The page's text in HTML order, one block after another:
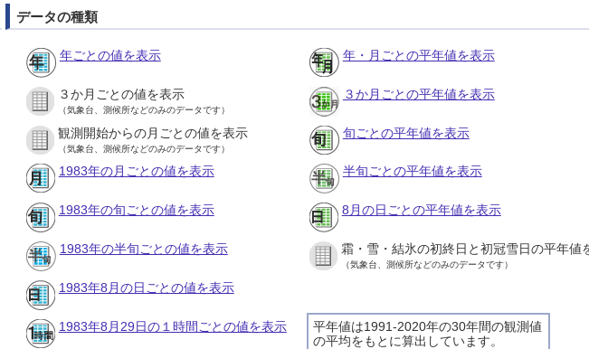
データの種類
年ごとの値を表示 年・月ごとの平年値を表示
３か月ごとの値を表示
（気象台、測候所などのみのデータです）
３か月ごとの平年値を表示
観測開始からの月ごとの値を表示
（気象台、測候所などのみのデータです）
旬ごとの平年値を表示
1983年の月ごとの値を表示 半旬ごとの平年値を表示
1983年の旬ごとの値を表示 8月の日ごとの平年値を表示
1983年の半旬ごとの値を表示 霜・雪・結氷の初終日と初冠雪日の平年値
（気象台、測候所などのみのデータです）
1983年8月の日ごとの値を表示
平年値は1991-2020年の30年間の観測値
の平均をもとに算出しています。
1983年8月29日の１時間ごとの値を表示